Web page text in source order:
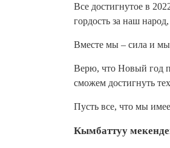
Все достигнутое в
гордость за наш
Вместе мы – сила и мы
Верю, что Новый год
сможем достигнуть
Пусть все, что мы
Кымбаттуу